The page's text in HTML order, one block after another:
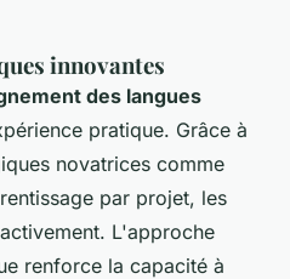
innovantes
des langues
pratique. Grâce à
novatrices comme
par projet, les
L'approche
renforce la capacité à